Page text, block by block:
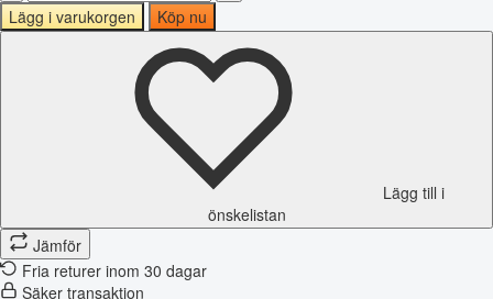
Lägg i varukorgen
Köp nu
Lägg till i
önskelistan
Jämför
Fria returer inom 30 dagar
Säker transaktion